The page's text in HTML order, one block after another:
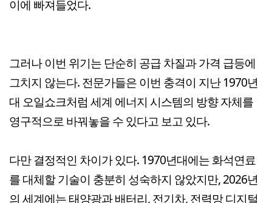
이에 빠져들었다.
그러나 이번 위기는 단순히 공급 차질과 가격 급등에
그치지 않는다. 전문가들은 이번 충격이 지난 1970년
대 오일쇼크처럼 세계 에너지 시스템의 방향 자체를
영구적으로 바꿔놓을 수 있다고 보고 있다.
다만 결정적인 차이가 있다. 1970년대에는 화석연료
를 대체할 기술이 충분히 성숙하지 않았지만, 2026년
의 세계에는 태양광과 배터리, 전기차, 전력망 디지털